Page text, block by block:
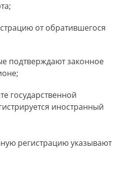
от обратившегося
подтверждают законное
государственной
иностранный
регистрацию указывают